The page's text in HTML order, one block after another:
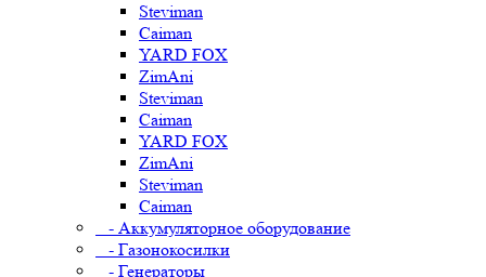
Steviman
Caiman
YARD FOX
ZimAni
Steviman
Caiman
YARD FOX
ZimAni
Steviman
Caiman
- Аккумуляторное оборудование
- Газонокосилки
- Генераторы